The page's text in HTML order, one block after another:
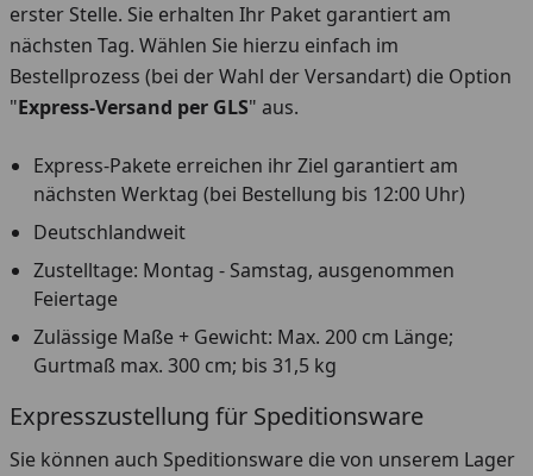
erster Stelle. Sie erhalten Ihr Paket garantiert am
nächsten Tag. Wählen Sie hierzu einfach im
Bestellprozess (bei der Wahl der Versandart) die Option
"Express-Versand per GLS" aus.
Express-Pakete erreichen ihr Ziel garantiert am
nächsten Werktag (bei Bestellung bis 12:00 Uhr)
Deutschlandweit
Zustelltage: Montag - Samstag, ausgenommen
Feiertage
Zulässige Maße + Gewicht: Max. 200 cm Länge;
Gurtmaß max. 300 cm; bis 31,5 kg
Expresszustellung für Speditionsware
Sie können auch Speditionsware die von unserem Lager